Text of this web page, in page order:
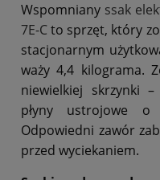
Wspomniany ssak
7E-Cto sprzęt, który
stacjonarnym
waży 4,4 kilograma.
niewielkiej skrzynki
płyny ustrojowe o
Odpowiedni zawór
przed wyciekaniem.